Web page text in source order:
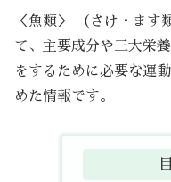
＜魚類＞ （さけ・ます
て、主要成分や三大栄
をするために必要な運
めた情報です。